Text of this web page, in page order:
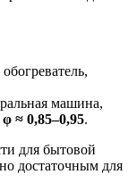
машина,
φ ≈ 0,85–0,95.
для бытовой
достаточным для